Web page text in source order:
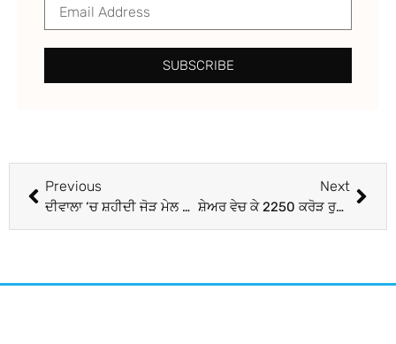
SUBSCRIBE
Previous
ਦੀਵਾਲਾ ‘ਚ ਸ਼ਹੀਦੀ ਜੋੜ ਮੇਲ 24 ਨੂੰ
Next
ਸ਼ੇਅਰ ਵੇਚ ਕੇ 2250 ਕਰੋੜ ਰੁਪਏ ਜੁਟਾਏਗੀ SpiceJet, 4 ਫ਼ੀਸਦੀ ਤੋਂ ਵੱਧ ਟੁੱਟੇ ਸ਼ੇਅਰ